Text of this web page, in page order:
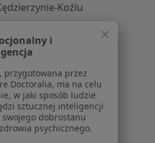
Koźlu
W pobliżu Opola
i
przygotowana przez
Doctoralia, ma na celu
w jaki sposób ludzie
sztucznej inteligencji
dobrostanu
psychicznego.